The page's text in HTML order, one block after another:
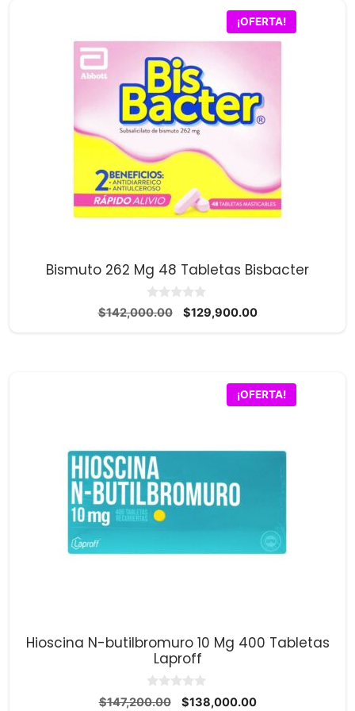
¡OFERTA!
Bismuto 262 Mg 48 Tabletas Bisbacter
0
d
$142,000.00
El
$129,900.00El
¡OFERTA!
Hioscina N-butilbromuro 10 Mg 400 Tabletas
Laproff
0
d
$147,200.00
El
$138,000.00El